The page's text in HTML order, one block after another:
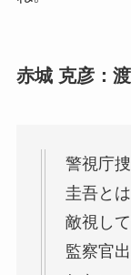
赤城 克彦：
警視庁
圭吾と
敵視して
監察官